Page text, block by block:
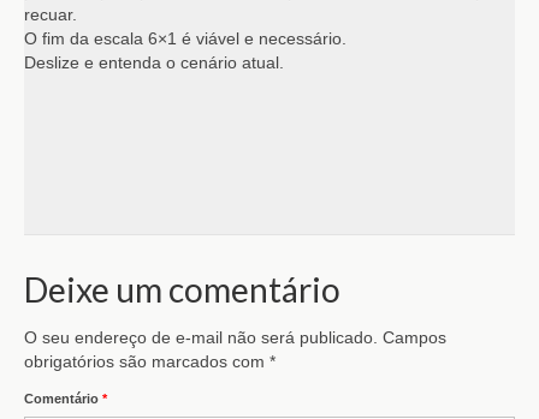
recuar.
O fim da escala 6×1 é viável e necessário.
Deslize e entenda o cenário atual.
Deixe um comentário
O seu endereço de e-mail não será publicado. Campos
obrigatórios são marcados com *
Comentário *